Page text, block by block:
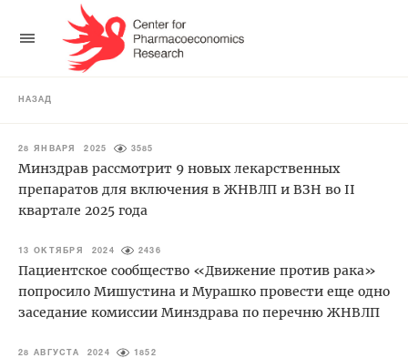
НАЗАД
28 ЯНВАРЯ 2025 3585
Минздрав рассмотрит 9 новых лекарственных
препаратов для включения в ЖНВЛП и ВЗН во II
квартале 2025 года
13 ОКТЯБРЯ 2024 2436
Пациентское сообщество «Движение против рака»
попросило Мишустина и Мурашко провести еще одно
заседание комиссии Минздрава по перечню ЖНВЛП
28 АВГУСТА 2024 1852